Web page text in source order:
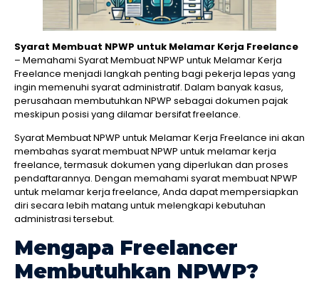
Syarat Membuat NPWP untuk Melamar Kerja Freelance
– Memahami Syarat Membuat NPWP untuk Melamar Kerja
Freelance menjadi langkah penting bagi pekerja lepas yang
ingin memenuhi syarat administratif. Dalam banyak kasus,
perusahaan membutuhkan NPWP sebagai dokumen pajak
meskipun posisi yang dilamar bersifat freelance.
Syarat Membuat NPWP untuk Melamar Kerja Freelance ini akan
membahas syarat membuat NPWP untuk melamar kerja
freelance, termasuk dokumen yang diperlukan dan proses
pendaftarannya. Dengan memahami syarat membuat NPWP
untuk melamar kerja freelance, Anda dapat mempersiapkan
diri secara lebih matang untuk melengkapi kebutuhan
administrasi tersebut.
Mengapa Freelancer
Membutuhkan NPWP?